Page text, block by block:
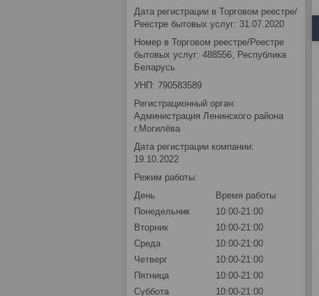
Дата регистрации в Торговом реестре/
Реестре бытовых услуг: 31.07.2020
Номер в Торговом реестре/Реестре
бытовых услуг: 488556, Республика
Беларусь
УНП: 790583589
Регистрационный орган:
Администрация Ленинского района
г.Могилёва
Дата регистрации компании:
19.10.2022
Режим работы:
День
Время работы
Понедельник
10:00-21:00
Вторник
10:00-21:00
Среда
10:00-21:00
Четверг
10:00-21:00
Пятница
10:00-21:00
Суббота
10:00-21:00